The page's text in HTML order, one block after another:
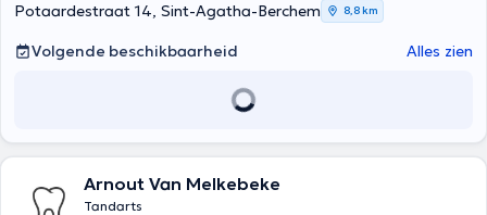
Potaardestraat 14, Sint-Agatha-Berchem 8,8 km
Volgende beschikbaarheid Alles zien
Arnout Van Melkebeke
Tandarts